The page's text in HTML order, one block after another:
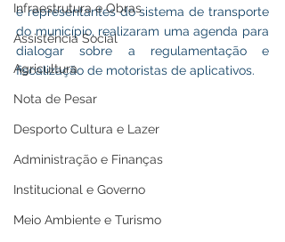
Infraestrutura e Obras
Assistência Social
Agricultura
Nota de Pesar
Desporto Cultura e Lazer
Administração e Finanças
Institucional e Governo
Meio Ambiente e Turismo
e representantes do sistema de transporte
do município, realizaram uma agenda para
dialogar sobre a regulamentação e
fiscalização de motoristas de aplicativos.